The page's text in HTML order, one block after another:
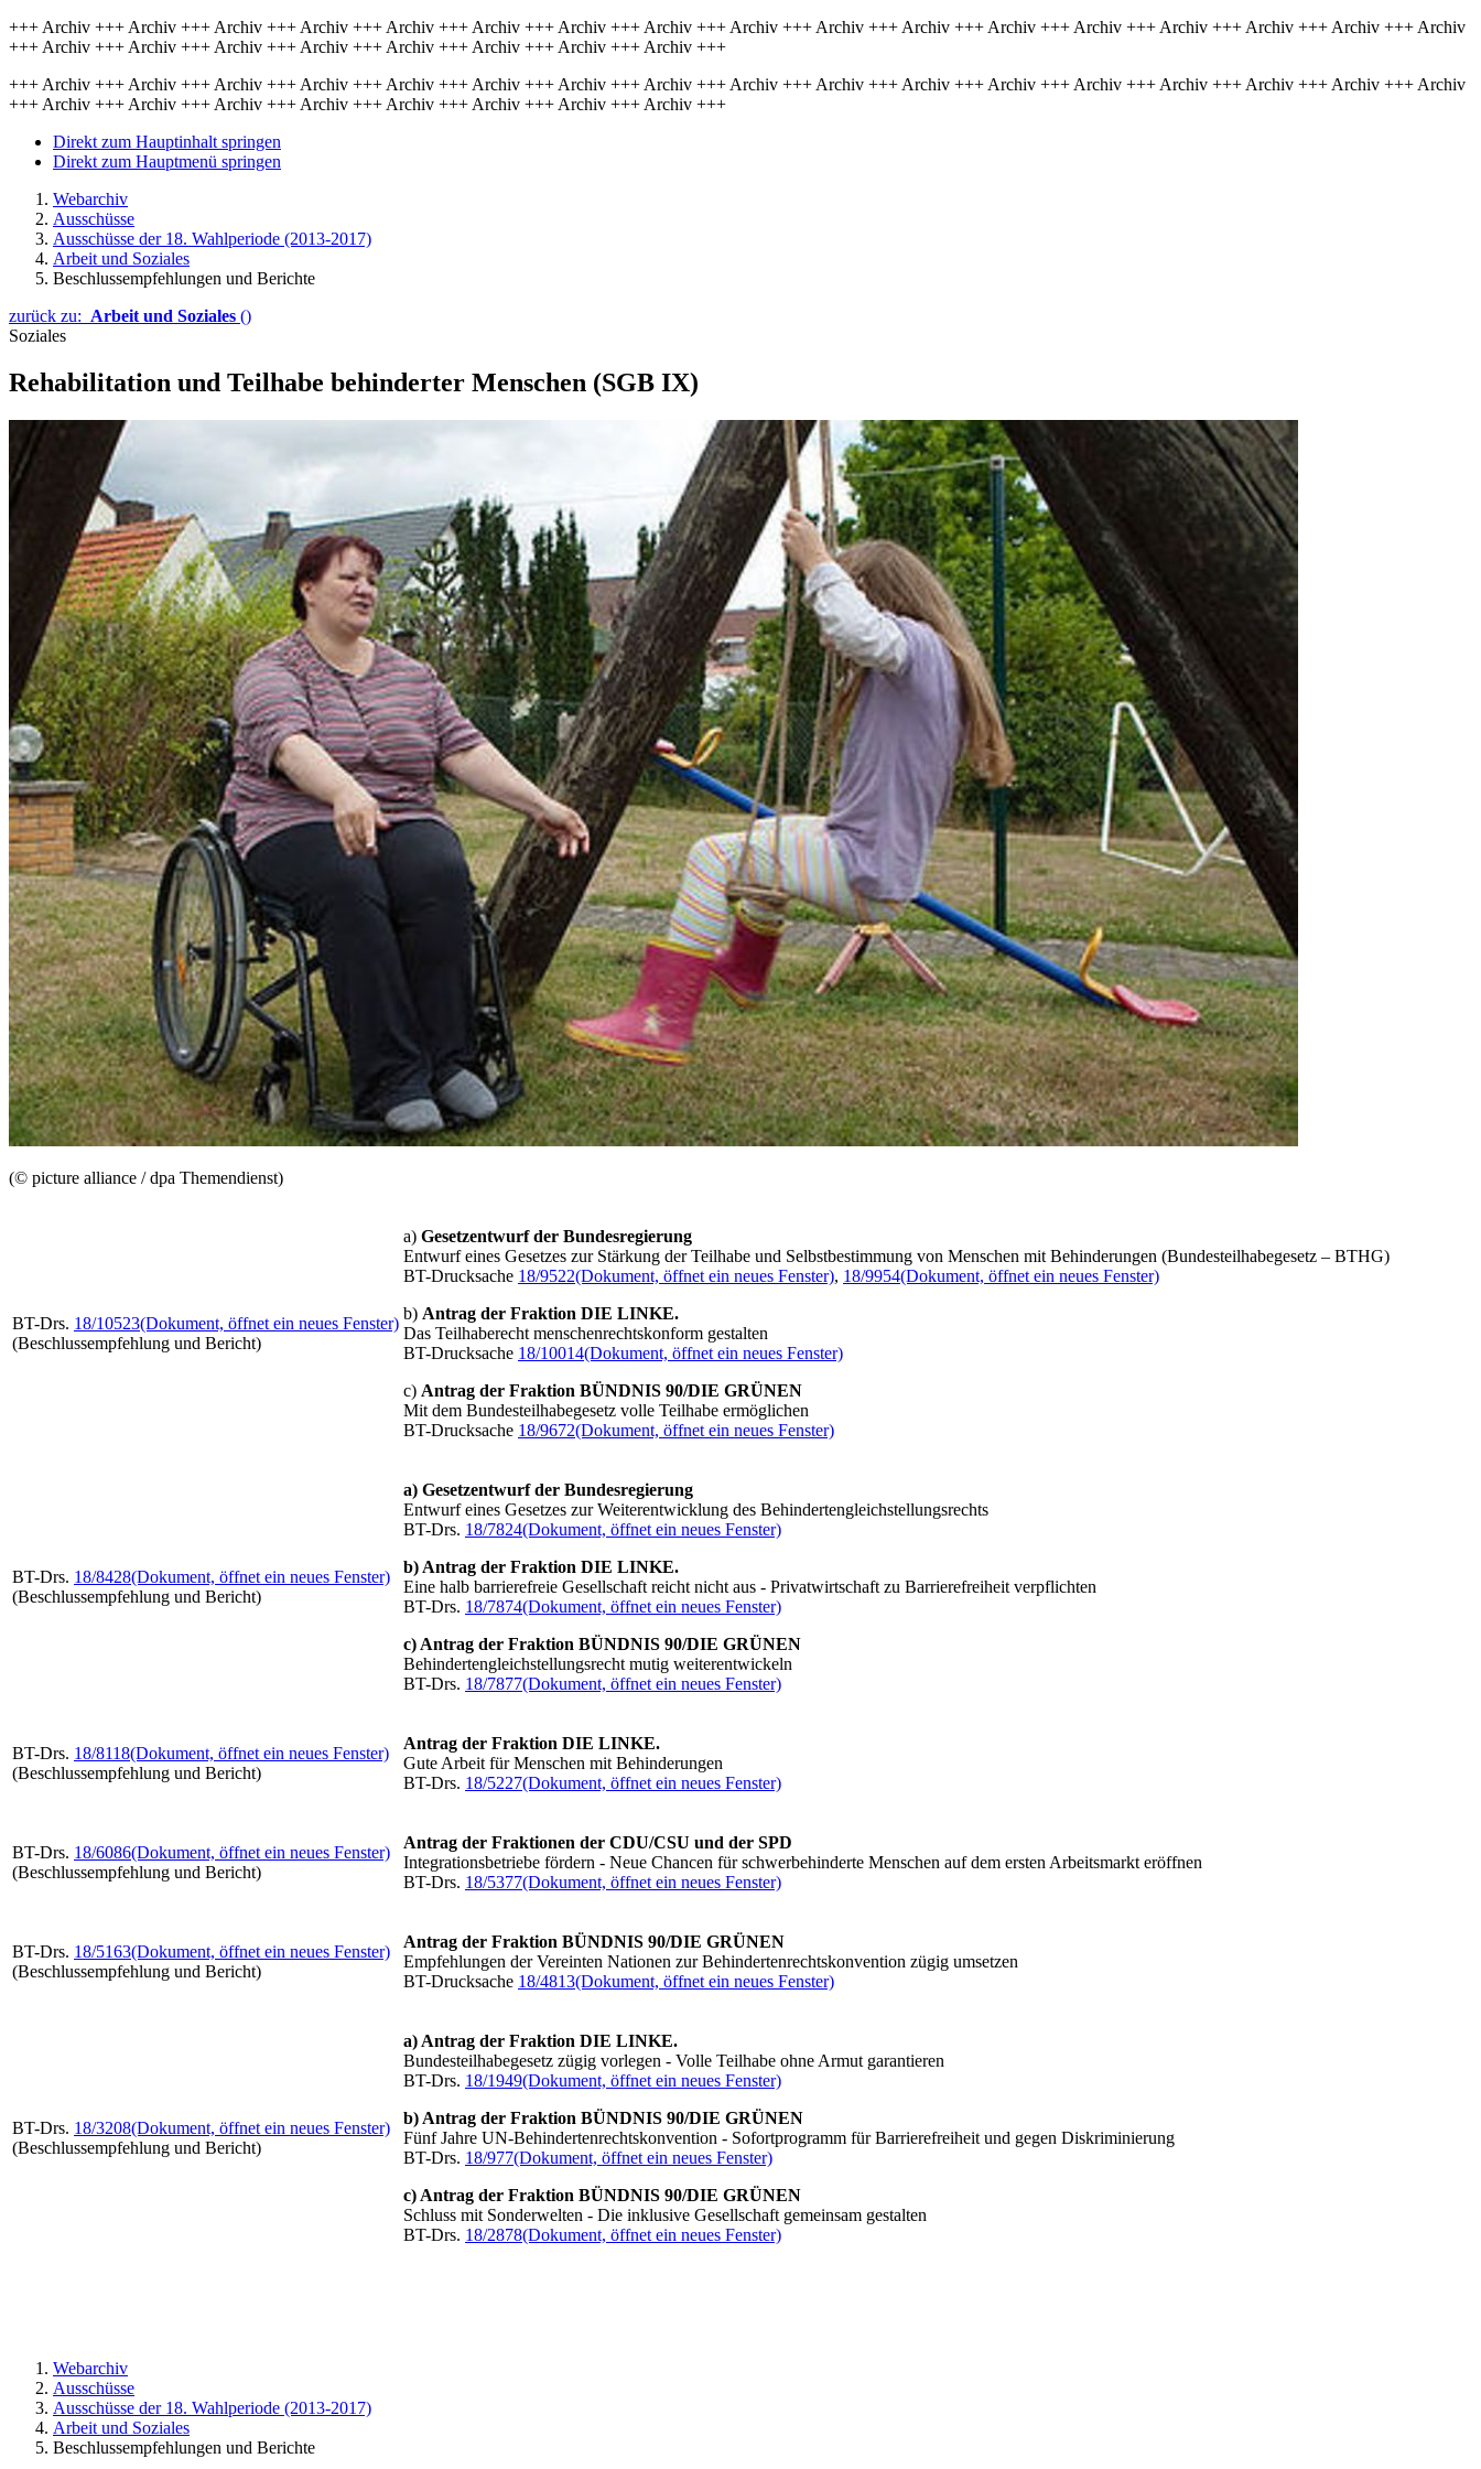
+++ Archiv +++ Archiv +++ Archiv +++ Archiv +++ Archiv +++ Archiv +++ Archiv +++ Archiv +++ Archiv +++ Archiv +++ Archiv +++ Archiv +++ Archiv +++ Archiv +++ Archiv +++ Archiv +++ Archiv
+++ Archiv +++ Archiv +++ Archiv +++ Archiv +++ Archiv +++ Archiv +++ Archiv +++ Archiv +++
+++ Archiv +++ Archiv +++ Archiv +++ Archiv +++ Archiv +++ Archiv +++ Archiv +++ Archiv +++ Archiv +++ Archiv +++ Archiv +++ Archiv +++ Archiv +++ Archiv +++ Archiv +++ Archiv +++ Archiv
+++ Archiv +++ Archiv +++ Archiv +++ Archiv +++ Archiv +++ Archiv +++ Archiv +++ Archiv +++
Direkt zum Hauptinhalt springen
Direkt zum Hauptmenü springen
Webarchiv
Ausschüsse
Ausschüsse der 18. Wahlperiode (2013-2017)
Arbeit und Soziales
Beschlussempfehlungen und Berichte
zurück zu: Arbeit und Soziales ()
Soziales
Rehabilitation und Teilhabe behinderter Menschen (SGB IX)
(© picture alliance / dpa Themendienst)
BT-Drs. 18/10523(Dokument, öffnet ein neues Fenster)
(Beschlussempfehlung und Bericht)
a) Gesetzentwurf der Bundesregierung
Entwurf eines Gesetzes zur Stärkung der Teilhabe und Selbstbestimmung von Menschen mit Behinderungen (Bundesteilhabegesetz – BTHG)
BT-Drucksache 18/9522(Dokument, öffnet ein neues Fenster), 18/9954(Dokument, öffnet ein neues Fenster)
b) Antrag der Fraktion DIE LINKE.
Das Teilhaberecht menschenrechtskonform gestalten
BT-Drucksache 18/10014(Dokument, öffnet ein neues Fenster)
c) Antrag der Fraktion BÜNDNIS 90/DIE GRÜNEN
Mit dem Bundesteilhabegesetz volle Teilhabe ermöglichen
BT-Drucksache 18/9672(Dokument, öffnet ein neues Fenster)
BT-Drs. 18/8428(Dokument, öffnet ein neues Fenster)
(Beschlussempfehlung und Bericht)
a) Gesetzentwurf der Bundesregierung
Entwurf eines Gesetzes zur Weiterentwicklung des Behindertengleichstellungsrechts
BT-Drs. 18/7824(Dokument, öffnet ein neues Fenster)
b) Antrag der Fraktion DIE LINKE.
Eine halb barrierefreie Gesellschaft reicht nicht aus - Privatwirtschaft zu Barrierefreiheit verpflichten
BT-Drs. 18/7874(Dokument, öffnet ein neues Fenster)
c) Antrag der Fraktion BÜNDNIS 90/DIE GRÜNEN
Behindertengleichstellungsrecht mutig weiterentwickeln
BT-Drs. 18/7877(Dokument, öffnet ein neues Fenster)
BT-Drs. 18/8118(Dokument, öffnet ein neues Fenster)
(Beschlussempfehlung und Bericht)
Antrag der Fraktion DIE LINKE.
Gute Arbeit für Menschen mit Behinderungen
BT-Drs. 18/5227(Dokument, öffnet ein neues Fenster)
BT-Drs. 18/6086(Dokument, öffnet ein neues Fenster)
(Beschlussempfehlung und Bericht)
Antrag der Fraktionen der CDU/CSU und der SPD
Integrationsbetriebe fördern - Neue Chancen für schwerbehinderte Menschen auf dem ersten Arbeitsmarkt eröffnen
BT-Drs. 18/5377(Dokument, öffnet ein neues Fenster)
BT-Drs. 18/5163(Dokument, öffnet ein neues Fenster)
(Beschlussempfehlung und Bericht)
Antrag der Fraktion BÜNDNIS 90/DIE GRÜNEN
Empfehlungen der Vereinten Nationen zur Behindertenrechtskonvention zügig umsetzen
BT-Drucksache 18/4813(Dokument, öffnet ein neues Fenster)
BT-Drs. 18/3208(Dokument, öffnet ein neues Fenster)
(Beschlussempfehlung und Bericht)
a) Antrag der Fraktion DIE LINKE.
Bundesteilhabegesetz zügig vorlegen - Volle Teilhabe ohne Armut garantieren
BT-Drs. 18/1949(Dokument, öffnet ein neues Fenster)
b) Antrag der Fraktion BÜNDNIS 90/DIE GRÜNEN
Fünf Jahre UN-Behindertenrechtskonvention - Sofortprogramm für Barrierefreiheit und gegen Diskriminierung
BT-Drs. 18/977(Dokument, öffnet ein neues Fenster)
c) Antrag der Fraktion BÜNDNIS 90/DIE GRÜNEN
Schluss mit Sonderwelten - Die inklusive Gesellschaft gemeinsam gestalten
BT-Drs. 18/2878(Dokument, öffnet ein neues Fenster)
Webarchiv
Ausschüsse
Ausschüsse der 18. Wahlperiode (2013-2017)
Arbeit und Soziales
Beschlussempfehlungen und Berichte